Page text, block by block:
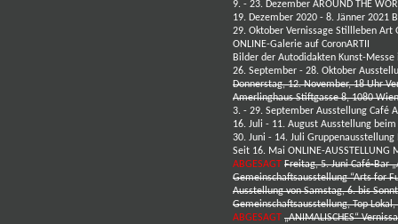
9. - 23. Dezember AROUND THE
19. Dezember 2020 - 8. Jänner
29. Oktober Vernissage Stillleben Art
ONLINE-Galerie auf CoronARTII
Bilder der Autodidakten Kunst-Messe
26. September - 28. Oktober
Donnerstag, 12. November, 18 Uhr
Amerlinghaus Stiftgasse 8, 1080
3. - 29. September Ausstellung Café
16. Juli - 11. August Ausstellung beim
30. Juni - 14. Juli
Seit 16. Mai ONLINE-
ABGESAGT Freitag, 5. Juni Café-Bar
Gemeinschaftsausstellung “Arts for
Ausstellung von Samstag, 6. bis
Gemeinschaftsausstellung, Top
ABGESAGT „ANIMALISCHES“